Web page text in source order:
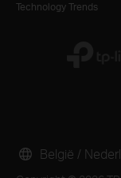
Technology Trends
België /